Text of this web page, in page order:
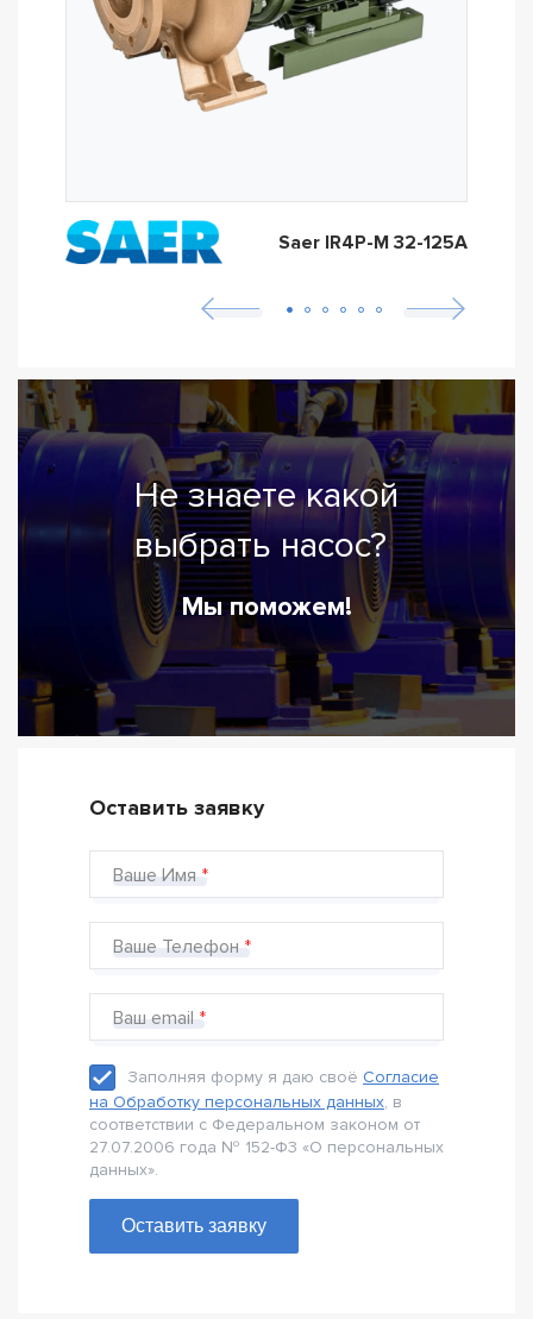
Saer IR4P-M 32-125A
Не знаете какой
выбрать насос?
Мы поможем!
Оставить заявку
Ваше Имя
Ваше Телефон
Ваш email
Заполняя форму я даю своё Согласие
на Обработку персональных данных, в
соответствии с Федеральном законом от
27.07.2006 года № 152-Ф3 «О персональных
данных».
Оставить заявку